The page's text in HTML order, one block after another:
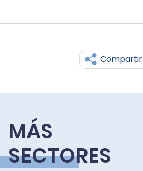
Compartir
MÁS
SECTORES